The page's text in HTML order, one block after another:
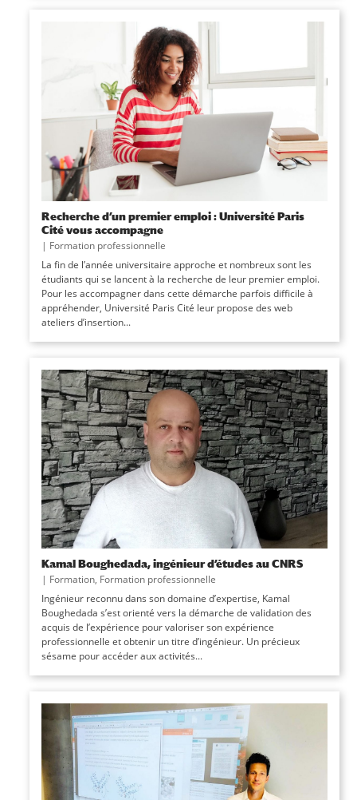
Recherche d’un premier emploi : Université Paris
Cité vous accompagne
| Formation professionnelle
La fin de l’année universitaire approche et nombreux sont les
étudiants qui se lancent à la recherche de leur premier emploi.
Pour les accompagner dans cette démarche parfois difficile à
appréhender, Université Paris Cité leur propose des web
ateliers d’insertion...
Kamal Boughedada, ingénieur d’études au CNRS
| Formation, Formation professionnelle
Ingénieur reconnu dans son domaine d’expertise, Kamal
Boughedada s’est orienté vers la démarche de validation des
acquis de l’expérience pour valoriser son expérience
professionnelle et obtenir un titre d’ingénieur. Un précieux
sésame pour accéder aux activités...